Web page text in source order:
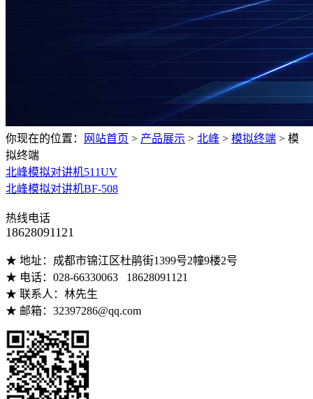
你现在的位置： 网站首页 > 产品展示 > 北峰 > 模拟终端 > 模
拟终端
北峰模拟对讲机511UV
北峰模拟对讲机BF-508
热线电话
18628091121
★ 地址：成都市锦江区杜鹃街1399号2幢9楼2号
★ 电话：028-66330063 18628091121
★ 联系人：林先生
★ 邮箱：32397286@qq.com